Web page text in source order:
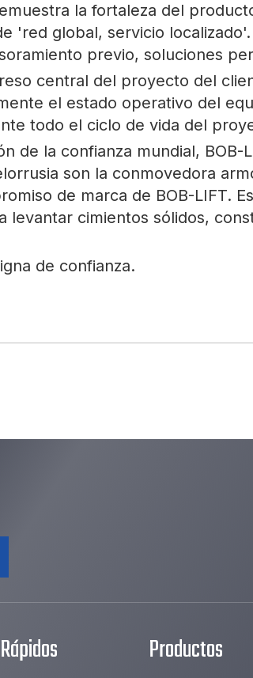
la fortaleza del
'red global, servicio
previo, soluciones
central del proyecto del
el estado operativo del
todo el ciclo de vida del
de la confianza mundial,
son la conmovedora
de marca de BOB-LIFT.
levantar cimientos sólidos,
de confianza.
Productos